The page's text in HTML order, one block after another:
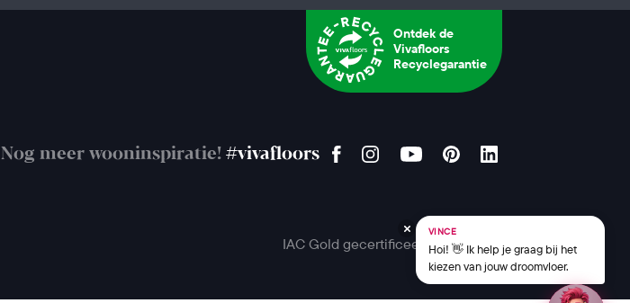
Ontdek de
Vivafloors
Recyclegarantie
Nog meer wooninspiratie! #vivafloors
IAC Gold gecertificeerd
VINCE
Hoi! 👋 Ik help je graag bij het
kiezen van jouw droomvloer.